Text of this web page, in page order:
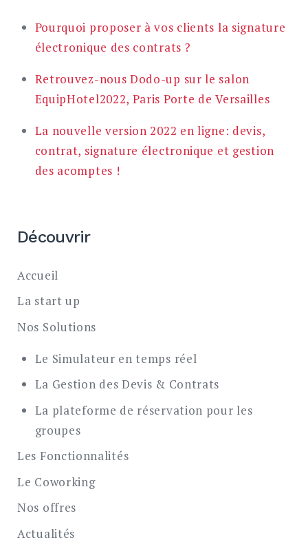
Pourquoi proposer à vos clients la signature
électronique des contrats ?
Retrouvez-nous Dodo-up sur le salon
EquipHotel2022, Paris Porte de Versailles
La nouvelle version 2022 en ligne: devis,
contrat, signature électronique et gestion
des acomptes !
Découvrir
Accueil
La start up
Nos Solutions
Le Simulateur en temps réel
La Gestion des Devis & Contrats
La plateforme de réservation pour les
groupes
Les Fonctionnalités
Le Coworking
Nos offres
Actualités